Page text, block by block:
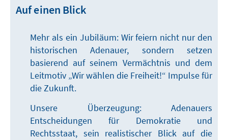
Auf einen Blick
Mehr als ein Jubiläum: Wir feiern nicht nur den
historischen Adenauer, sondern setzen
basierend auf seinem Vermächtnis und dem
Leitmotiv „Wir wählen die Freiheit!“ Impulse für
die Zukunft.
Unsere Überzeugung: Adenauers
Entscheidungen für Demokratie und
Rechtsstaat, sein realistischer Blick auf die